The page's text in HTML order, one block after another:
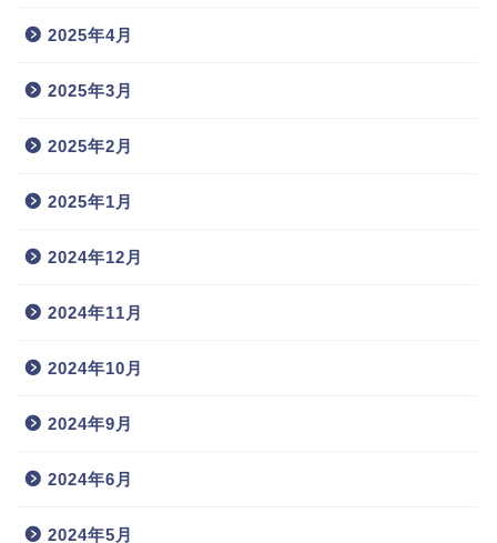
2025年4月
2025年3月
2025年2月
2025年1月
2024年12月
2024年11月
2024年10月
2024年9月
2024年6月
2024年5月